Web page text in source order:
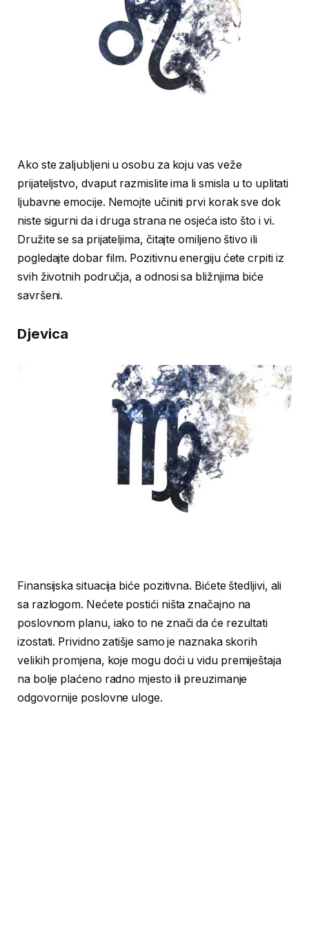
Ako ste zaljubljeni u osobu za koju vas veže
prijateljstvo, dvaput razmislite ima li smisla u to uplitati
ljubavne emocije. Nemojte učiniti prvi korak sve dok
niste sigurni da i druga strana ne osjeća isto što i vi.
Družite se sa prijateljima, čitajte omiljeno štivo ili
pogledajte dobar film. Pozitivnu energiju ćete crpiti iz
svih životnih područja, a odnosi sa bližnjima biće
savršeni.
Djevica
Finansijska situacija biće pozitivna. Bićete štedljivi, ali
sa razlogom. Nećete postići ništa značajno na
poslovnom planu, iako to ne znači da će rezultati
izostati. Prividno zatišje samo je naznaka skorih
velikih promjena, koje mogu doći u vidu premiještaja
na bolje plaćeno radno mjesto ili preuzimanje
odgovornije poslovne uloge.